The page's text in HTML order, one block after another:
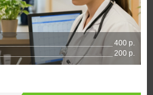
400 р.
200 р.